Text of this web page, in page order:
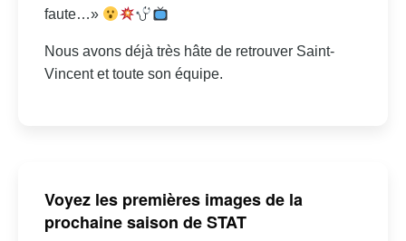
faute…»
Nous avons déjà très hâte de retrouver Saint-
Vincent et toute son équipe.
Voyez les premières images de la
prochaine saison de STAT